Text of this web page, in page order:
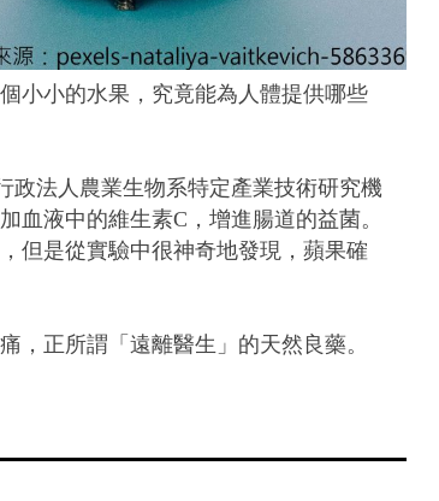
小小的水果，究竟能為人體提供哪些
政法人農業生物系特定產業技術研究機
液中的維生素C，增進腸道的益菌。
但是從實驗中很神奇地發現，蘋果確
，正所謂「遠離醫生」的天然良藥。